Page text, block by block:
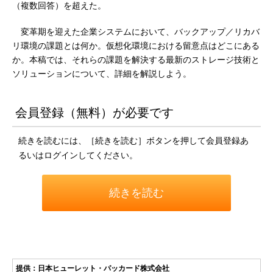
（複数回答）を超えた。
変革期を迎えた企業システムにおいて、バックアップ／リカバ
リ環境の課題とは何か。仮想化環境における留意点はどこにある
か。本稿では、それらの課題を解決する最新のストレージ技術と
ソリューションについて、詳細を解説しよう。
会員登録（無料）が必要です
続きを読むには、［続きを読む］ボタンを押して会員登録あ
るいはログインしてください。
続きを読む
提供：日本ヒューレット・パッカード株式会社